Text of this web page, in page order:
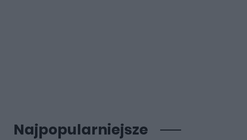
Najpopularniejsze